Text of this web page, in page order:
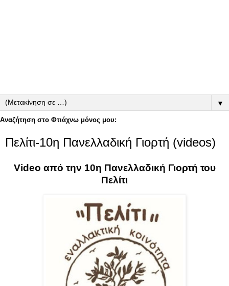
▼
Αναζήτηση στο Φτιάχνω μόνος μου:
Πελίτι-10η Πανελλαδική Γιορτή (videos)
Video από την 10η Πανελλαδική Γιορτή του
Πελίτι